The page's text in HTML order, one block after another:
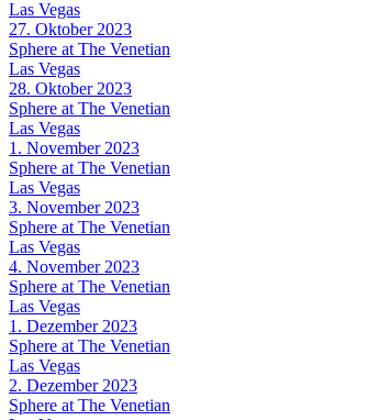
Las Vegas
27. Oktober 2023
Sphere at The Venetian
Las Vegas
28. Oktober 2023
Sphere at The Venetian
Las Vegas
1. November 2023
Sphere at The Venetian
Las Vegas
3. November 2023
Sphere at The Venetian
Las Vegas
4. November 2023
Sphere at The Venetian
Las Vegas
1. Dezember 2023
Sphere at The Venetian
Las Vegas
2. Dezember 2023
Sphere at The Venetian